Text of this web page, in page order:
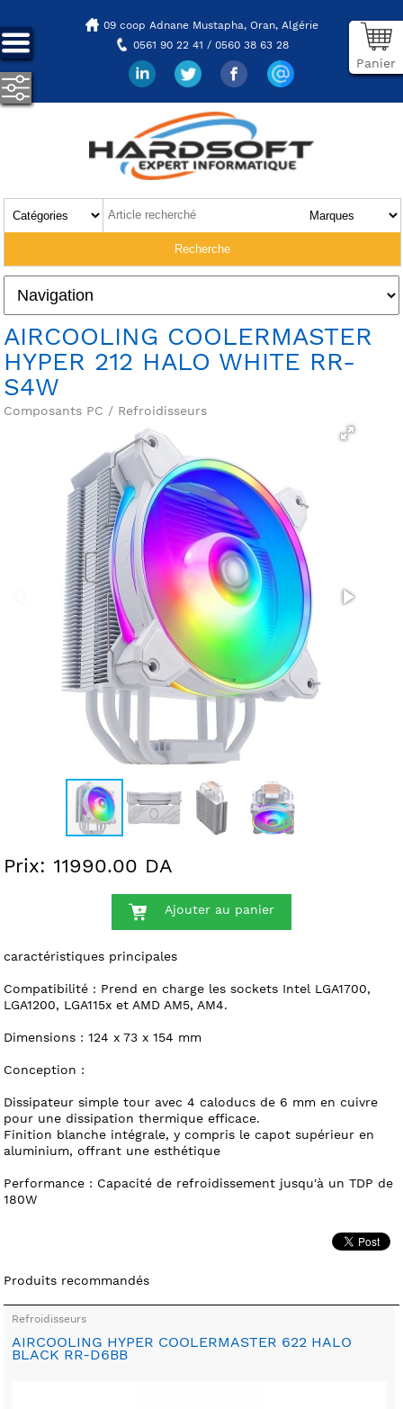
09 coop Adnane Mustapha, Oran, Algérie
0561 90 22 41 / 0560 38 63 28
Panier
AIRCOOLING COOLERMASTER
HYPER 212 HALO WHITE RR-
S4W
Composants PC / Refroidisseurs
Prix: 11990.00 DA
Ajouter au panier
caractéristiques principales
Compatibilité : Prend en charge les sockets Intel LGA1700,
LGA1200, LGA115x et AMD AM5, AM4.
Dimensions : 124 x 73 x 154 mm
Conception :
Dissipateur simple tour avec 4 caloducs de 6 mm en cuivre
pour une dissipation thermique efficace.
Finition blanche intégrale, y compris le capot supérieur en
aluminium, offrant une esthétique
Performance : Capacité de refroidissement jusqu'à un TDP de
180W
Produits recommandés
Refroidisseurs
AIRCOOLING HYPER COOLERMASTER 622 HALO
BLACK RR-D6BB